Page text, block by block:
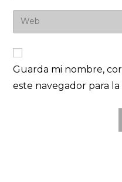
Guarda mi nombre,
este navegador para